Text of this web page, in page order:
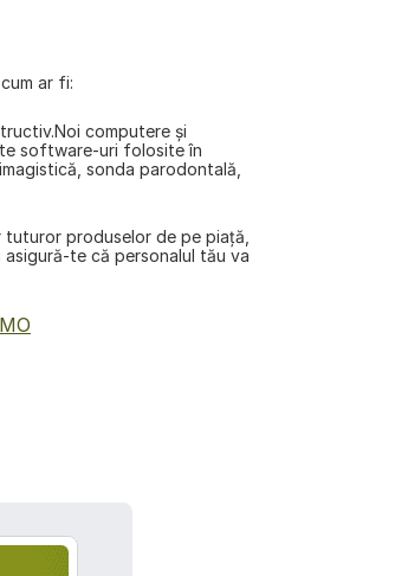
ar fi:
computere și
software-uri folosite în
sonda parodontală,
produselor de pe piaţă,
te că personalul tău va